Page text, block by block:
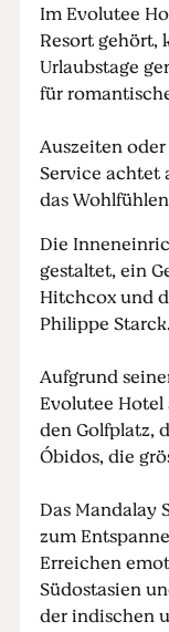
Im Evolutee
Resort gehört,
Urlaubstage
für
Auszeiten
Service achtet
das
Die
gestaltet, ein
Hitchcox und
Philippe Starck.
Aufgrund
Evolutee
den Golfplatz,
Óbidos, die
Das Mandalay
zum
Erreichen
Südostasien
der indischen